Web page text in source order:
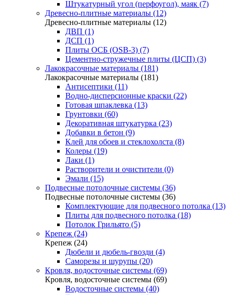
Штукатурный угол (перфоугол), маяк (7)
Древесно-плитные материалы (12)
Древесно-плитные материалы (12)
ДВП (1)
ДСП (1)
Плиты ОСБ (OSB-3) (7)
Цементно-стружечные плиты (ЦСП) (3)
Лакокрасочные материалы (181)
Лакокрасочные материалы (181)
Антисептики (11)
Водно-дисперсионные краски (22)
Готовая шпаклевка (13)
Грунтовки (60)
Декоративная штукатурка (23)
Добавки в бетон (9)
Клей для обоев и стеклохолста (8)
Колеры (19)
Лаки (1)
Растворители и очистители (0)
Эмали (15)
Подвесные потолочные системы (36)
Подвесные потолочные системы (36)
Комплектующие для подвесного потолка (13)
Плиты для подвесного потолка (18)
Потолок Грильято (5)
Крепеж (24)
Крепеж (24)
Дюбели и дюбель-гвозди (4)
Саморезы и шурупы (20)
Кровля, водосточные системы (69)
Кровля, водосточные системы (69)
Водосточные системы (40)